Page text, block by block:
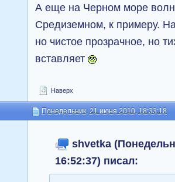
А еще на Черном море
Средиземном, к примеру.
но чистое прозрачное, но
вставляет
Наверх
Понедельник, 21 июня 2010, 18:33:18
shvetka
16:52:37) писал: